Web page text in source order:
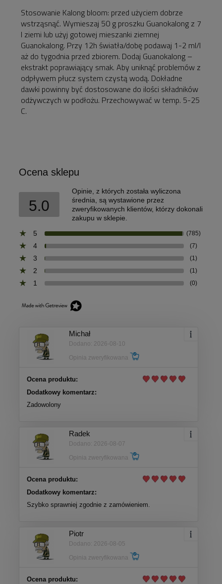
Stosowanie Kalong bloom: przed użyciem dobrze
wstrząsnąć. Wymieszaj 50 g proszku Guanokalong z 7
l ziemi lub użyj gotowej mieszanki ziemnej
Guanokalong. Przy 12h światła/dobę podawaj 1-2 ml/l
aż do tygodnia przed zbiorem. Dodaj Guanokalong –
ekstrakt poprawiający smak. Aby uniknąć problemów z
odpływem płucz system czystą wodą. Dokładne
dawki powinny być dostosowane do ilości składników
odżywczych w podłożu. Przechowywać w temp. 5-25
C.
Ocena sklepu
5.0
Opinie, z których została wyliczona
średnia, są wystawione przez
zweryfikowanych klientów, którzy dokonali
zakupu w sklepie.
5
(785)
4 (7)
3 (1)
2 (1)
1 (0)
Michał
Dodano: 2026-08-10
Opinia zweryfikowana
Ocena produktu:
Dodatkowy komentarz:
Zadowolony
Radek
Dodano: 2026-08-07
Opinia zweryfikowana
Ocena produktu:
Dodatkowy komentarz:
Szybko sprawniej zgodnie z zamówieniem.
Piotr
Dodano: 2026-08-05
Opinia zweryfikowana
Ocena produktu: